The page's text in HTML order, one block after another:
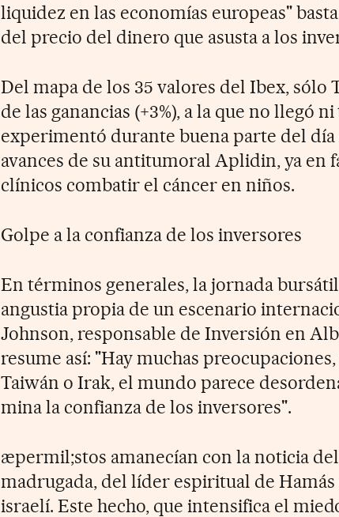
liquidez en las economías europeas"
del precio del dinero que asusta a los
Del mapa de los 35 valores del Ibex, sólo
de las ganancias (+3%), a la que no llegó
experimentó durante buena parte del
avances de su antitumoral Aplidin, ya en
clínicos combatir el cáncer en niños.
Golpe a la confianza de los inversores
En términos generales, la jornada
angustia propia de un escenario
Johnson, responsable de Inversión en
resume así: "Hay muchas
Taiwán o Irak, el mundo parece
mina la confianza de los inversores".
æpermil;stos amanecían con la noticia del
madrugada, del líder espiritual de Hamás
israelí. Este hecho, que intensifica el